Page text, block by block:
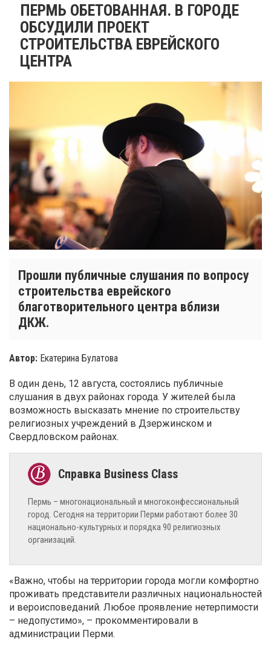
ПЕРМЬ ОБЕТОВАННАЯ. В ГОРОДЕ
ОБСУДИЛИ ПРОЕКТ
СТРОИТЕЛЬСТВА ЕВРЕЙСКОГО
ЦЕНТРА
Прошли публичные слушания по вопросу
строительства еврейского
благотворительного центра вблизи
ДКЖ.
Автор: Екатерина Булатова
В один день, 12 августа, состоялись публичные
слушания в двух районах города. У жителей была
возможность высказать мнение по строительству
религиозных учреждений в Дзержинском и
Свердловском районах.
Пермь – многонациональный и многоконфессиональный
город. Сегодня на территории Перми работают более 30
национально-культурных и порядка 90 религиозных
организаций.
«Важно, чтобы на территории города могли комфортно
проживать представители различных национальностей
и вероисповеданий. Любое проявление нетерпимости
– недопустимо», – прокомментировали в
администрации Перми.